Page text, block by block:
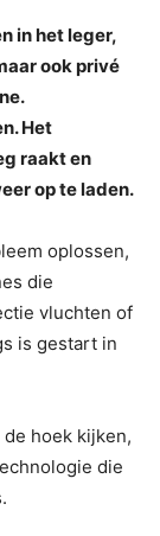
in het leger,
ook privé
Het
raakt en
op te laden.
oplossen,
die
vluchten of
is gestart in
hoek kijken,
die